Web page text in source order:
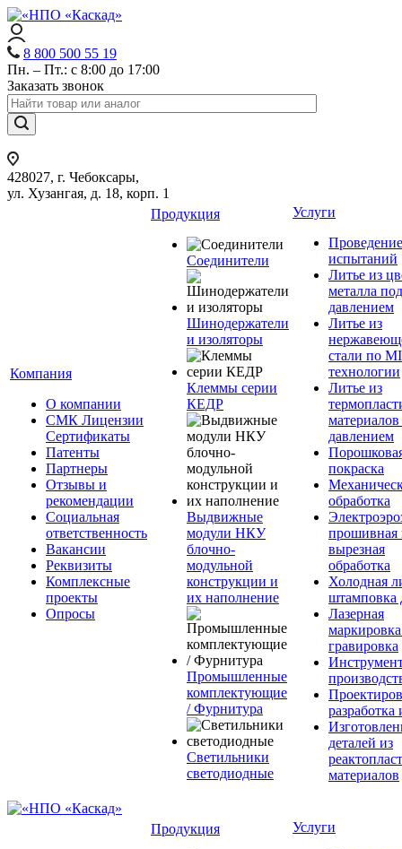
8 800 500 55 19
Пн. – Пт.: с 8:00 до 17:00
Заказать звонок
428027, г. Чебоксары,
ул. Хузангая, д. 18, корп. 1
Компания
О компании
СМК Лицензии
Сертификаты
Патенты
Партнеры
Отзывы и
рекомендации
Социальная
ответственность
Вакансии
Реквизиты
Комплексные
проекты
Опросы
Продукция
Соединители
Шинодержатели
и изоляторы
Клеммы серии
КЕДР
Выдвижные
модули НКУ
блочно-
модульной
конструкции и
их наполнение
Промышленные
комплектующие
/ Фурнитура
Светильники
светодиодные
Услуги
Проведение
испытаний
Литье из
металла под
давлением
Литье из
стали по
технологии
Литье из
давлением
покраска
обработка
прошивная
вырезная
обработка
Холодная
штамповка
Лазерная
гравировка
разработка
деталей из
материалов
Продукция
Услуги